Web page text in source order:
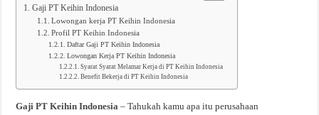
Gaji PT Keihin Indonesia
Lowongan kerja PT Keihin Indonesia
Profil PT Keihin Indonesia
Daftar Gaji PT Keihin Indonesia
Lowongan Kerja PT Keihin Indonesia
Syarat Syarat Melamar Kerja di PT Keihin Indonesia
Benefit Bekerja di PT Keihin Indonesia
Gaji PT Keihin Indonesia – Tahukah kamu apa itu perusahaan